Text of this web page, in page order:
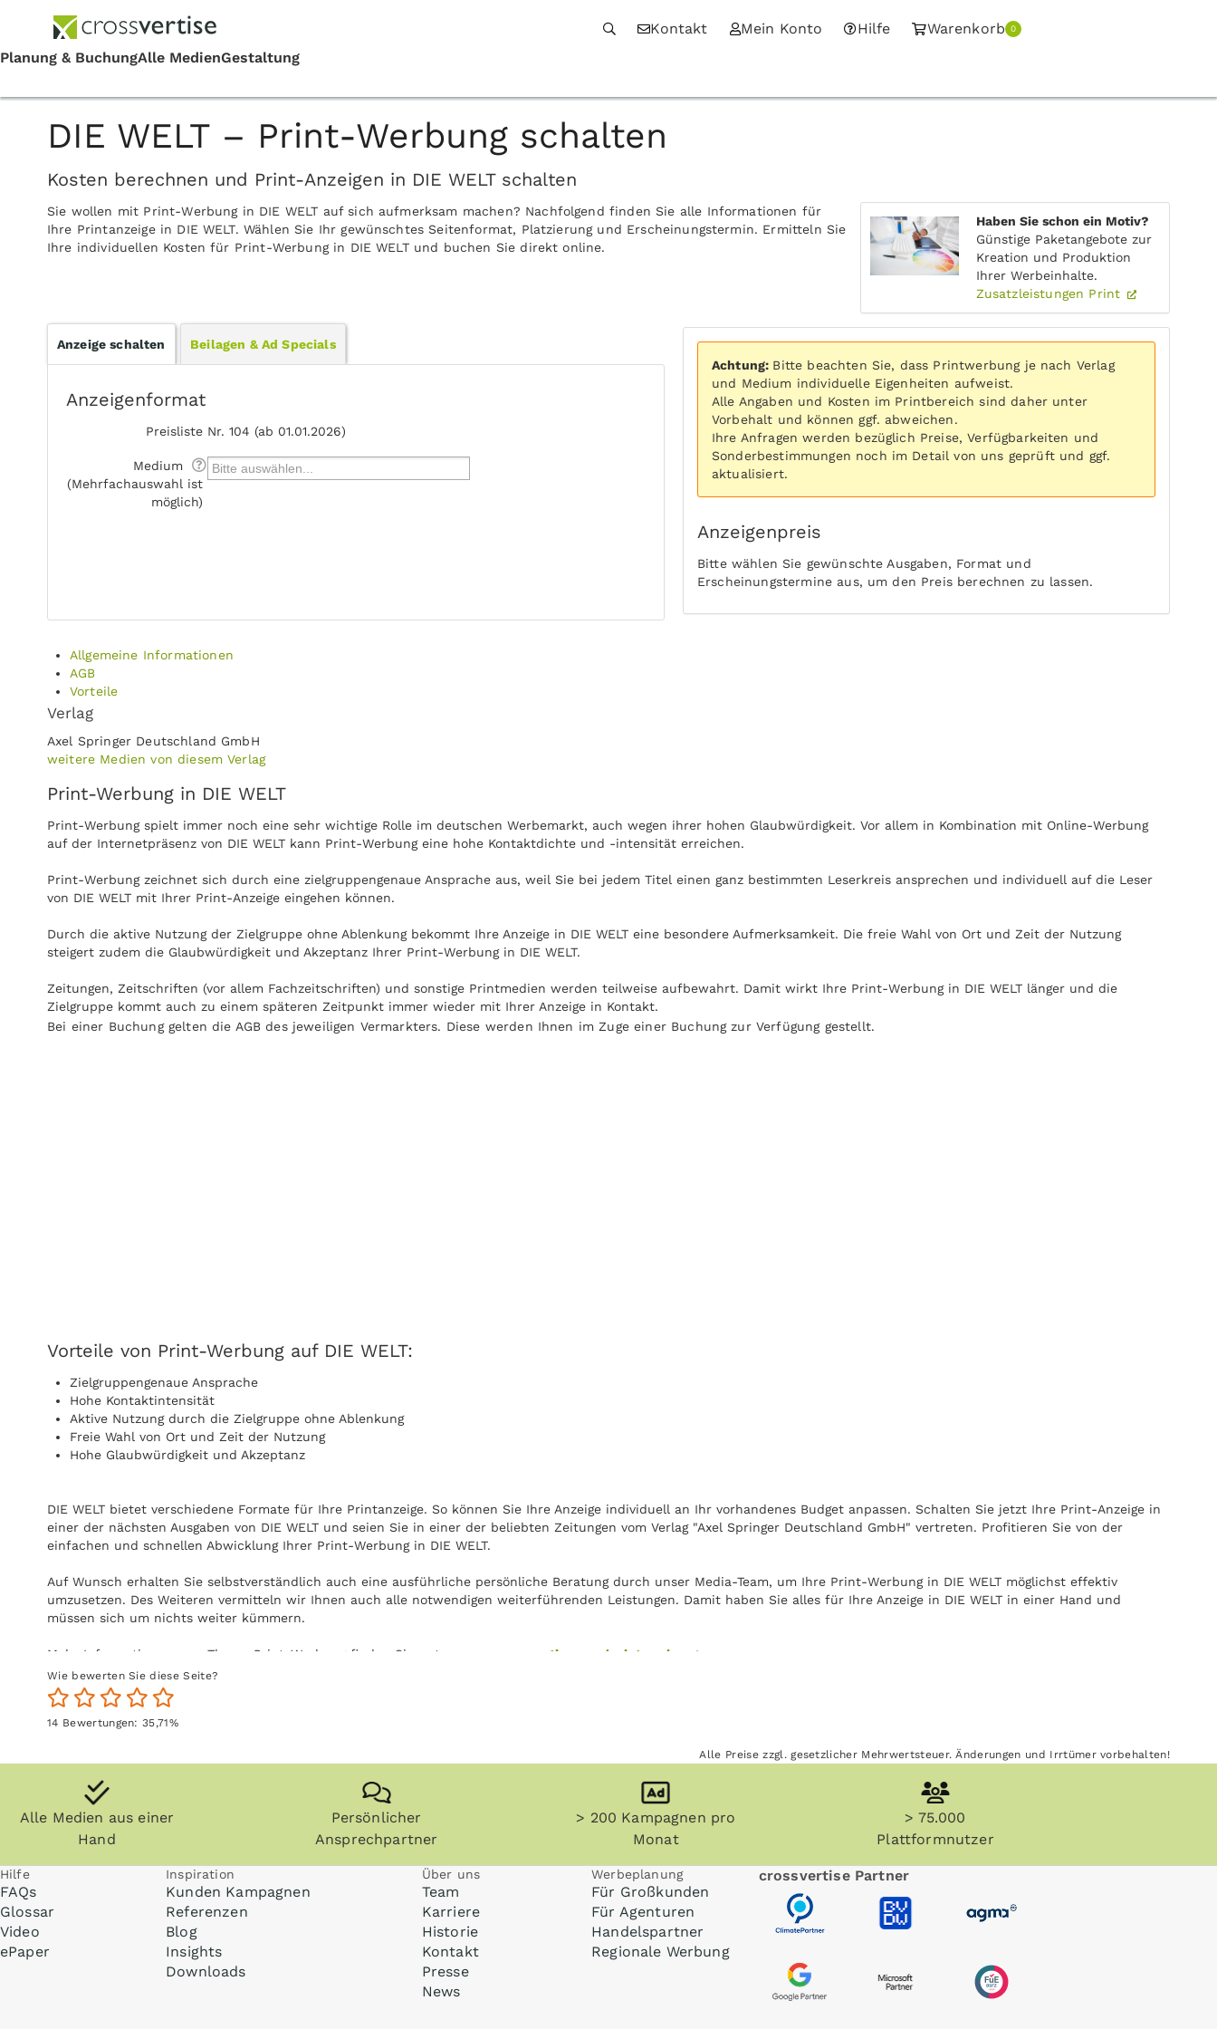
Kontakt Mein Konto Hilfe Warenkorb 0
DIE WELT – Print-Werbung schalten
Kosten berechnen und Print-Anzeigen in DIE WELT schalten
Haben Sie schon ein Motiv?
Günstige Paketangebote zur
Kreation und Produktion
Ihrer Werbeinhalte.
Zusatzleistungen Print
Sie wollen mit Print-Werbung in DIE WELT auf sich aufmerksam machen? Nachfolgend finden Sie alle Informationen für
Ihre Printanzeige in DIE WELT. Wählen Sie Ihr gewünschtes Seitenformat, Platzierung und Erscheinungstermin. Ermitteln Sie
Ihre individuellen Kosten für Print-Werbung in DIE WELT und buchen Sie direkt online.
Anzeige schalten Beilagen & Ad Specials
Anzeigenformat
Preisliste Nr. 104 (ab 01.01.2026)
Medium
(Mehrfachauswahl ist
möglich)
Achtung: Bitte beachten Sie, dass Printwerbung je nach Verlag
und Medium individuelle Eigenheiten aufweist.
Alle Angaben und Kosten im Printbereich sind daher unter
Vorbehalt und können ggf. abweichen.
Ihre Anfragen werden bezüglich Preise, Verfügbarkeiten und
Sonderbestimmungen noch im Detail von uns geprüft und ggf.
aktualisiert.
Anzeigenpreis
Bitte wählen Sie gewünschte Ausgaben, Format und
Erscheinungstermine aus, um den Preis berechnen zu lassen.
Allgemeine Informationen
AGB
Vorteile
Verlag
Axel Springer Deutschland GmbH
weitere Medien von diesem Verlag
Print-Werbung in DIE WELT
Print-Werbung spielt immer noch eine sehr wichtige Rolle im deutschen Werbemarkt, auch wegen ihrer hohen Glaubwürdigkeit. Vor allem in Kombination mit Online-Werbung
auf der Internetpräsenz von DIE WELT kann Print-Werbung eine hohe Kontaktdichte und -intensität erreichen.
Print-Werbung zeichnet sich durch eine zielgruppengenaue Ansprache aus, weil Sie bei jedem Titel einen ganz bestimmten Leserkreis ansprechen und individuell auf die Leser
von DIE WELT mit Ihrer Print-Anzeige eingehen können.
Durch die aktive Nutzung der Zielgruppe ohne Ablenkung bekommt Ihre Anzeige in DIE WELT eine besondere Aufmerksamkeit. Die freie Wahl von Ort und Zeit der Nutzung
steigert zudem die Glaubwürdigkeit und Akzeptanz Ihrer Print-Werbung in DIE WELT.
Zeitungen, Zeitschriften (vor allem Fachzeitschriften) und sonstige Printmedien werden teilweise aufbewahrt. Damit wirkt Ihre Print-Werbung in DIE WELT länger und die
Zielgruppe kommt auch zu einem späteren Zeitpunkt immer wieder mit Ihrer Anzeige in Kontakt.
Bei einer Buchung gelten die AGB des jeweiligen Vermarkters. Diese werden Ihnen im Zuge einer Buchung zur Verfügung gestellt.
Vorteile von Print-Werbung auf DIE WELT:
Zielgruppengenaue Ansprache
Hohe Kontaktintensität
Aktive Nutzung durch die Zielgruppe ohne Ablenkung
Freie Wahl von Ort und Zeit der Nutzung
Hohe Glaubwürdigkeit und Akzeptanz
DIE WELT bietet verschiedene Formate für Ihre Printanzeige. So können Sie Ihre Anzeige individuell an Ihr vorhandenes Budget anpassen. Schalten Sie jetzt Ihre Print-Anzeige in
einer der nächsten Ausgaben von DIE WELT und seien Sie in einer der beliebten Zeitungen vom Verlag "Axel Springer Deutschland GmbH" vertreten. Profitieren Sie von der
einfachen und schnellen Abwicklung Ihrer Print-Werbung in DIE WELT.
Auf Wunsch erhalten Sie selbstverständlich auch eine ausführliche persönliche Beratung durch unser Media-Team, um Ihre Print-Werbung in DIE WELT möglichst effektiv
umzusetzen. Des Weiteren vermitteln wir Ihnen auch alle notwendigen weiterführenden Leistungen. Damit haben Sie alles für Ihre Anzeige in DIE WELT in einer Hand und
müssen sich um nichts weiter kümmern.
Mehr Informationen zum Thema Print-Werbung finden Sie unter www.crossvertise.com/printwerbung
Wie bewerten Sie diese Seite?
14 Bewertungen:35,71%
Alle Preise zzgl. gesetzlicher Mehrwertsteuer. Änderungen und Irrtümer vorbehalten!
Alle Medien aus einer
Hand
Persönlicher
Ansprechpartner
> 200 Kampagnen pro
Monat
> 75.000
Plattformnutzer
Hilfe
FAQs
Glossar
Video
ePaper
Inspiration
Kunden Kampagnen
Referenzen
Blog
Insights
Downloads
Über uns
Team
Karriere
Historie
Kontakt
Presse
News
Werbeplanung
Für Großkunden
Für Agenturen
Handelspartner
Regionale Werbung
crossvertise Partner